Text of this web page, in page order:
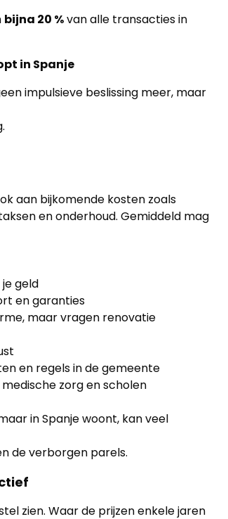
bijna 20 %van alle transacties in
in Spanje
impulsieve beslissing meer, maar
aan bijkomende kosten zoals
en onderhoud. Gemiddeld mag
geld
en garanties
maar vragen renovatie
en regels in de gemeente
zorg en scholen
in Spanje woont, kan veel
de verborgen parels.
zien. Waar de prijzen enkele jaren